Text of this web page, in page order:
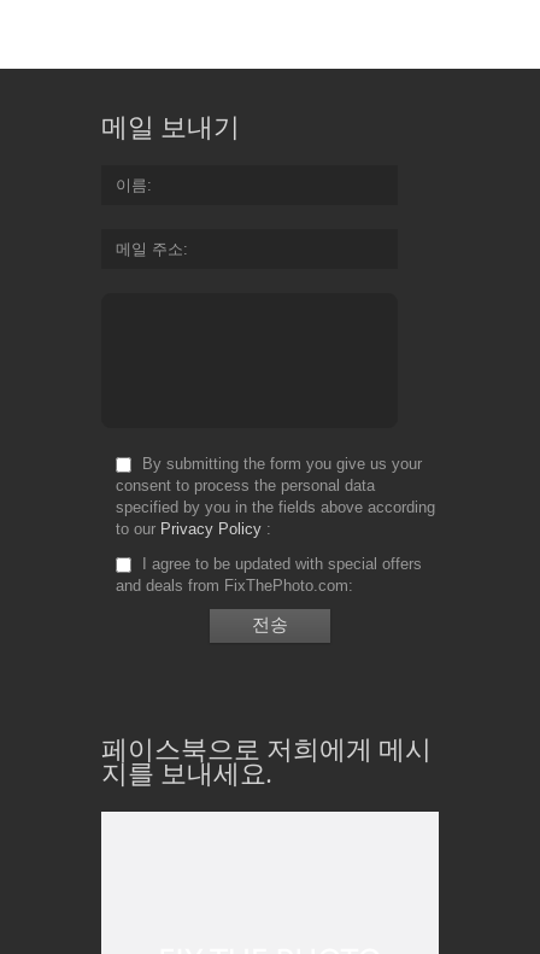
메일 보내기
이름
메일 주소
By submitting the form you give us your
consent to process the personal data
specified by you in the fields above according
to our Privacy Policy
I agree to be updated with special offers
and deals from FixThePhoto.com
페이스북으로 저희에게 메시
지를 보내세요.